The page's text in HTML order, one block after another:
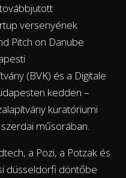
versenyének
Pitch on Danube
(BVK) és a Digitale
kedden –
kuratóriumi
műsorában.
a Pozi, a Potzak és
düsseldorfi döntőbe